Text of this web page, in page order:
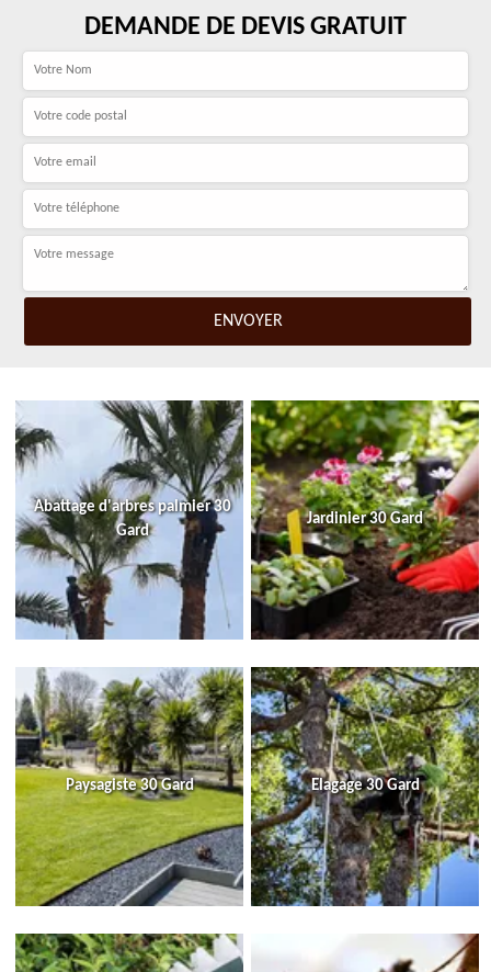
DEMANDE DE DEVIS GRATUIT
Abattage d'arbres palmier 30
Gard
Jardinier 30 Gard
Paysagiste 30 Gard Elagage 30 Gard